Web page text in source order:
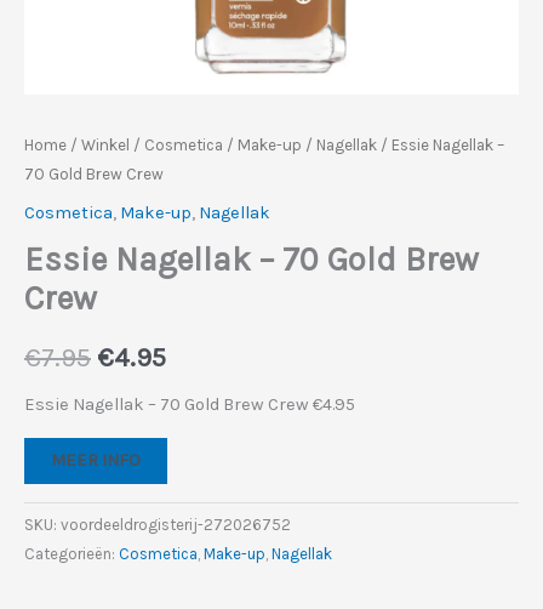
Home / Winkel / Cosmetica / Make-up / Nagellak / Essie Nagellak –
70 Gold Brew Crew
Cosmetica, Make-up, Nagellak
Essie Nagellak – 70 Gold Brew
Crew
€7.95 Oorspronkelijke
prijs
was:
€7.95.
€4.95Huidige
prijs
€4.95.
Essie Nagellak – 70 Gold Brew Crew €4.95
MEER INFO
SKU: voordeeldrogisterij-272026752
Categorieën: Cosmetica, Make-up, Nagellak